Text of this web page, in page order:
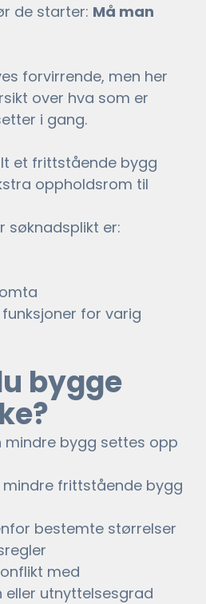
de starter: Må man
forvirrende, men her
over hva som er
i gang.
et frittstående bygg
oppholdsrom til
søknadsplikt er:
for varig
bygge
mindre bygg settes opp
mindre frittstående bygg
bestemte størrelser
med
eller utnyttelsesgrad